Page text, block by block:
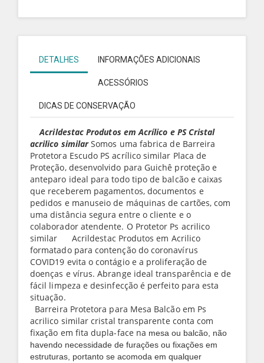
DETALHES INFORMAÇÕES ADICIONAIS
ACESSÓRIOS
DICAS DE CONSERVAÇÃO
Acrildestac Produtos emAcrílico e PS Cristal
acrilico similarSomos uma fabrica de Barreira
Protetora Escudo PS acrílico similar Placa de
Proteção, desenvolvido para Guichê proteção e
anteparo ideal para todo tipo de balcão e caixas
que receberem pagamentos, documentos e
pedidos e manuseio de máquinas de cartões, com
uma distância segura entre o cliente e o
colaborador atendente. O Protetor Ps acrilico
similar Acrildestac Produtos em Acrilico
formatado para contenção do coronavírus
COVID19 evita o contágio e a proliferação de
doenças e vírus. Abrange ideal transparência e de
fácil limpeza e desinfecção é perfeito para esta
situação.
Barreira Protetora para Mesa Balcão em Ps
acrilico similar cristal transparente conta com
fixação em fita dupla-face na mesa ou balcão, não
havendo necessidade de furações ou fixações em
estruturas, portanto se acomoda em qualquer